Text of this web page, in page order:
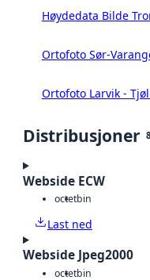
Høydedata Bilde
Ortofoto Sør-
Ortofoto Larvik -
Distribusjoner 8
Webside ECW
octetbin
Last ned
Webside Jpeg2000
octetbin